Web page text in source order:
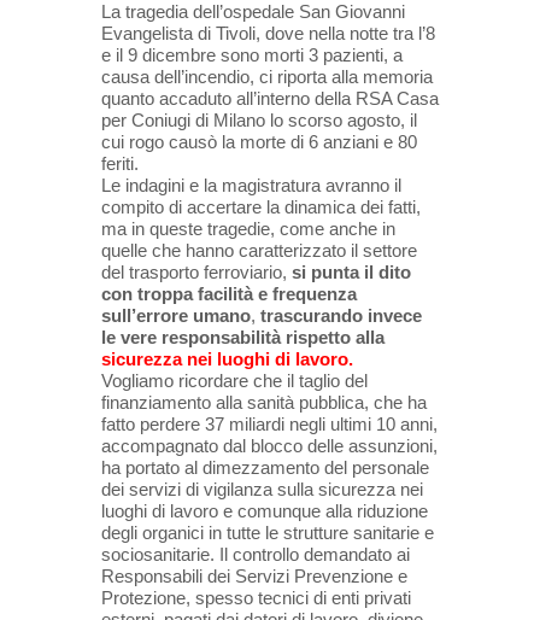
La tragedia dell’ospedale San Giovanni
Evangelista di Tivoli, dove nella notte tra l’8
e il 9 dicembre sono morti 3 pazienti, a
causa dell’incendio, ci riporta alla memoria
quanto accaduto all’interno della RSA Casa
per Coniugi di Milano lo scorso agosto, il
cui rogo causò la morte di 6 anziani e 80
feriti.
Le indagini e la magistratura avranno il
compito di accertare la dinamica dei fatti,
ma in queste tragedie, come anche in
quelle che hanno caratterizzato il settore
del trasporto ferroviario, si punta il dito
con troppa facilità e frequenza
sull’errore umano, trascurando invece
le vere responsabilità rispetto alla
sicurezza nei luoghi di lavoro.
Vogliamo ricordare che il taglio del
finanziamento alla sanità pubblica, che ha
fatto perdere 37 miliardi negli ultimi 10 anni,
accompagnato dal blocco delle assunzioni,
ha portato al dimezzamento del personale
dei servizi di vigilanza sulla sicurezza nei
luoghi di lavoro e comunque alla riduzione
degli organici in tutte le strutture sanitarie e
sociosanitarie. Il controllo demandato ai
Responsabili dei Servizi Prevenzione e
Protezione, spesso tecnici di enti privati